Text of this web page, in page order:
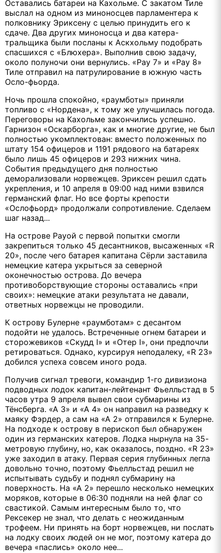
Оставались батареи на Кахольме. С закатом Тиле
выслал на одном из миноносцев парламентера к
полковнику Эриксену с целью принудить его к
сдаче. Два других миноносца и два катера-
тральщика были посланы к Аскхольму подобрать
спасшихся с «Блюхера». Выполнив свою задачу,
около полуночи они вернулись. «Рау 7» и «Рау 8»
Тиле отправил на патрулирование в южную часть
Осло-фьорда.
Ночь прошла спокойно, «раумботы» приняли
топливо с «Нордена», к тому же улучшилась погода.
Переговоры на Кахольме закончились успешно.
Гарнизон «Оскарборга», как и многие другие, не был
полностью укомплектован: вместо положенных по
штату 154 офицеров и 1191 рядового на батареях
было лишь 45 офицеров и 293 нижних чина.
События предыдущего дня полностью
деморализовали норвежцев. Эриксен решил сдать
укрепления, и 10 апреля в 09:00 над ними взвился
германский флаг. Но все форты крепости
«Ослофьорд» продолжали сопротивление. Сделаем
шаг назад...
На острове Рауой с первой попытки смогли
закрепиться только 45 десантников, высаженных «R
20», после чего батарея капитана Сёрли заставила
немецкие катера укрыться за северной
оконечностью острова. До вечера
противоборствующие стороны оставались «при
своих»: немецкие атаки результата не давали,
ответных норвежцы не проводили.
К острову Булерне «раумботам» с десантом
подойти не удалось. Встреченные огнем батареи и
сторожевиков «Скудд I» и «Отер I», они предпочли
ретироваться. Однако, курсируя неподалеку, «R 23»
добился успеха совсем иного рода.
Получив сигнал тревоги, командир 1-го дивизиона
подводных лодок капитан-лейтенант Фьелльстад в 5
часов утра 9 апреля вывел свои субмарины из
Тёнсберга. «А 3» и «А 4» он направил на разведку к
маяку Фэрдер, а сам на «А 2» отправился к Булерне.
На подходе к острову в перископ был обнаружен
один из германских катеров. Лодка нырнула на 35-
метровую глубину, но, как оказалось, поздно. «R 23»
уже заходил в атаку. Первая серия глубинных легла
довольно точно, поэтому Фьелльстад решил не
испытывать судьбу и поднял субмарину на
поверхность. На «А 2» перешло несколько немецких
моряков, которые в 06:30 подняли на ней флаг со
свастикой. Самым интересным было то, что
Рексекер не знал, что делать с неожиданным
трофеем. Ни принять на борт норвежцев, ни послать
на лодку своих людей он не мог, поэтому катера до
вечера «паслись» около нее...